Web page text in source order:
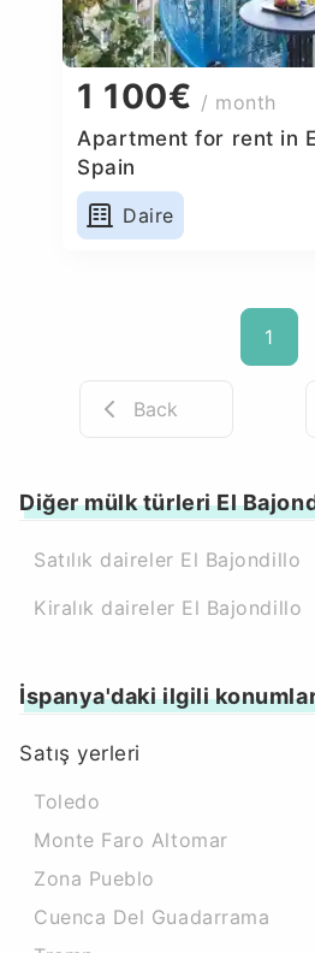
1 100€ / month
Apartment for rent in
Spain
Daire
1
Back
Diğer mülk türleri El
Satılık daireler El Bajondillo
Kiralık daireler El Bajondillo
İspanya'daki ilgili
Satış yerleri
Toledo
Monte Faro Altomar
Zona Pueblo
Cuenca Del Guadarrama